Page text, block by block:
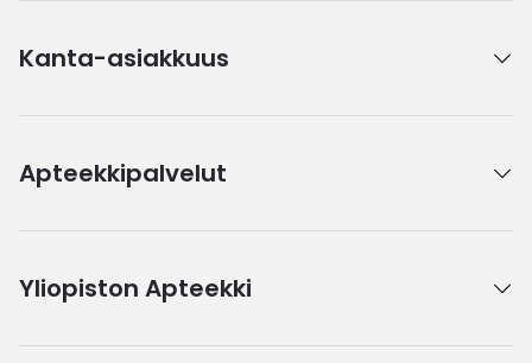
Kanta-asiakkuus
Apteekkipalvelut
Yliopiston Apteekki